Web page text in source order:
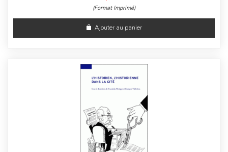
(Format Imprimé)
Ajouter au panier